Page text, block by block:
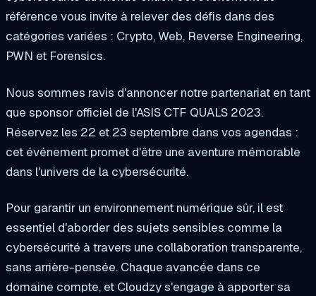
référence vous invite à relever des défis dans des
catégories variées : Crypto, Web, Reverse Engineering,
PWN et Forensics.
Nous sommes ravis d'annoncer notre partenariat en tant
que sponsor officiel de l'ASIS CTF QUALS 2023.
Réservez les 22 et 23 septembre dans vos agendas :
cet événement promet d'être une aventure mémorable
dans l'univers de la cybersécurité.
Pour garantir un environnement numérique sûr, il est
essentiel d'aborder des sujets sensibles comme la
cybersécurité à travers une collaboration transparente,
sans arrière-pensée. Chaque avancée dans ce
domaine compte, et Cloudzy s'engage à apporter sa